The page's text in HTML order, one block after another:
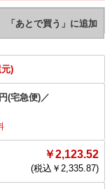
)
(宅急便)／
￥2,123.52
(税込￥ 2,335.87)